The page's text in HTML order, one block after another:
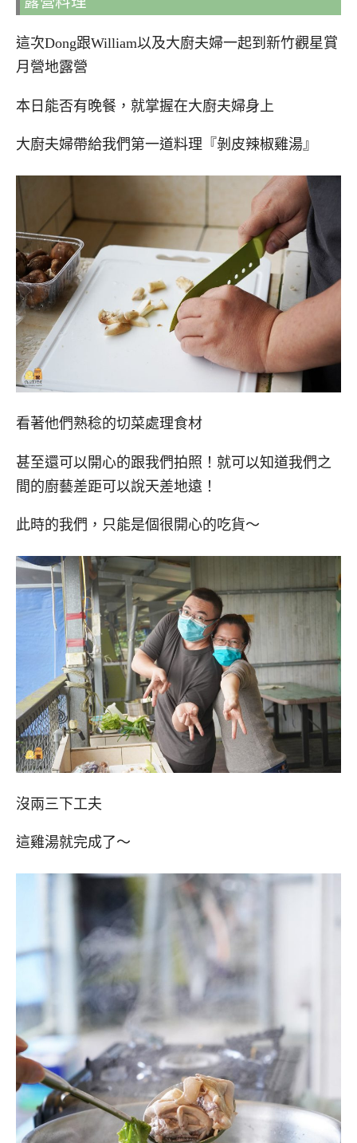
這次Dong跟William以及大廚夫婦一起到新竹觀星賞
月營地露營
本日能否有晚餐，就掌握在大廚夫婦身上
大廚夫婦帶給我們第一道料理『剝皮辣椒雞湯』
看著他們熟稔的切菜處理食材
甚至還可以開心的跟我們拍照！就可以知道我們之
間的廚藝差距可以說天差地遠！
此時的我們，只能是個很開心的吃貨～
沒兩三下工夫
這雞湯就完成了～